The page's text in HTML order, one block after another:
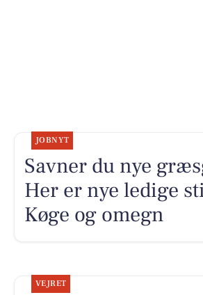
JOBNYT
Savner du nye
Her er nye ledige
Køge og omegn
VEJRET